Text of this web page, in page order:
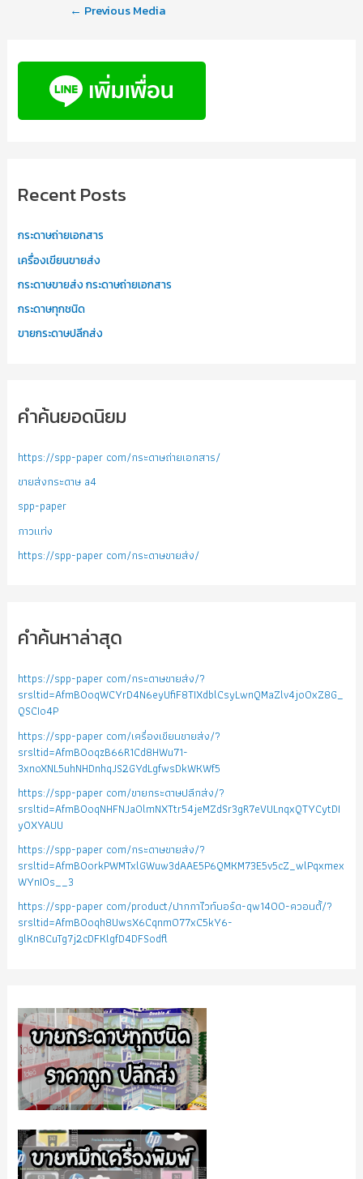
← Previous Media
Recent Posts
กระดาษถ่ายเอกสาร
เครื่องเขียนขายส่ง
กระดาษขายส่ง กระดาษถ่ายเอกสาร
กระดาษทุกชนิด
ขายกระดาษปลีกส่ง
คำค้นยอดนิยม
https://spp-paper com/กระดาษถ่ายเอกสาร/
ขายส่งกระดาษ a4
spp-paper
กาวแท่ง
https://spp-paper com/กระดาษขายส่ง/
คำค้นหาล่าสุด
https://spp-paper com/กระดาษขายส่ง/?
srsltid=AfmBOoqWCYrD4N6eyUfiF8TIXdblCsyLwnQMaZlv4jo0xZ8G_
QSCIo4P
https://spp-paper com/เครื่องเขียนขายส่ง/?
srsltid=AfmBOoqzB66R1Cd8HWu71-
3xnoXNL5uhNHDnhqJS2GYdLgfwsDkWKWf5
https://spp-paper com/ขายกระดาษปลีกส่ง/?
srsltid=AfmBOoqNHFNJa0lmNXTtr54jeMZdSr3gR7eVULnqxQTYCytDI
yOXYAUU
https://spp-paper com/กระดาษขายส่ง/?
srsltid=AfmBOorkPWMTxlGWuw3dAAE5P6QMKM73E5v5cZ_wlPqxmex
WYnIOs__3
https://spp-paper com/product/ปากกาไวท์บอร์ด-qw1400-ควอนตั้/?
srsltid=AfmBOoqh8UwsX6Cqnm077xC5kY6-
glKn8CuTg7j2cDFKlgfD4DFSodfl